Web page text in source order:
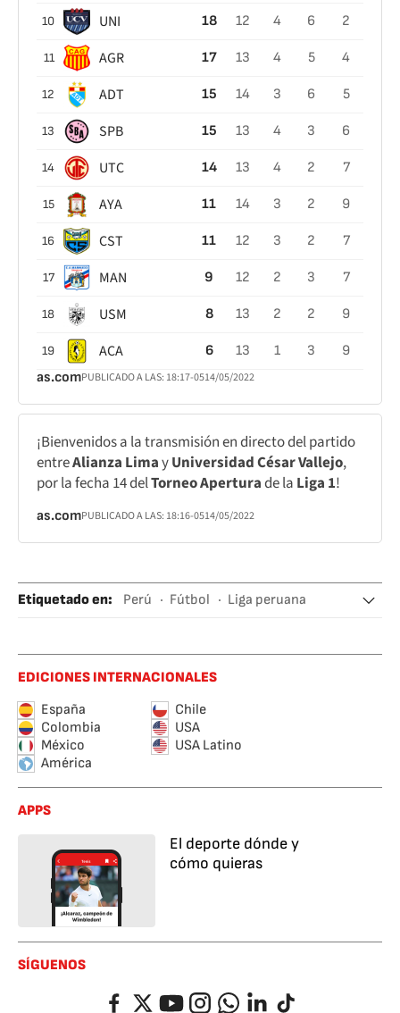
10 UNI 18 12 4 6 2
11 AGR 17 13 4 5 4
12 ADT 15 14 3 6 5
13 SPB 15 13 4 3 6
14 UTC 14 13 4 2 7
15 AYA 11 14 3 2 9
16 CST 11 12 3 2 7
17 MAN 9 12 2 3 7
18 USM 8 13 2 2 9
19 ACA 6 13 1 3
9
as.comPUBLICADO A LAS: 18:17-0514/05/2022
¡Bienvenidos a la transmisión en directo del partido
entreAlianza LimayUniversidad César Vallejo,
por la fecha 14 delTorneo Aperturade la Liga 1!
as.comPUBLICADO A LAS: 18:16-0514/05/2022
Etiquetado en: Perú Fútbol
Liga peruana
EDICIONES INTERNACIONALES
España
Chile
Colombia
USA
México
USA Latino
América
APPS
El deporte dónde y
cómo quieras
SÍGUENOS
FacebookTwitterYouTubeInstagramWhatsappLinkedIn
TikTok